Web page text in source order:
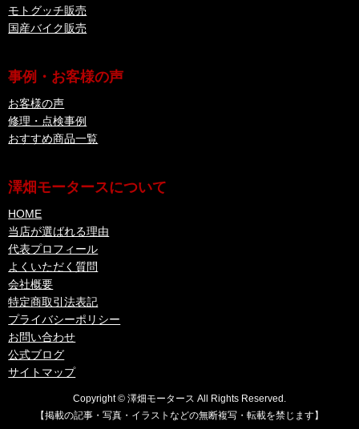
モトグッチ販売
国産バイク販売
事例・お客様の声
お客様の声
修理・点検事例
おすすめ商品一覧
澤畑モータースについて
HOME
当店が選ばれる理由
代表プロフィール
よくいただく質問
会社概要
特定商取引法表記
プライバシーポリシー
お問い合わせ
公式ブログ
サイトマップ
Copyright © 澤畑モータース All Rights Reserved.
【掲載の記事・写真・イラストなどの無断複写・転載を禁じます】